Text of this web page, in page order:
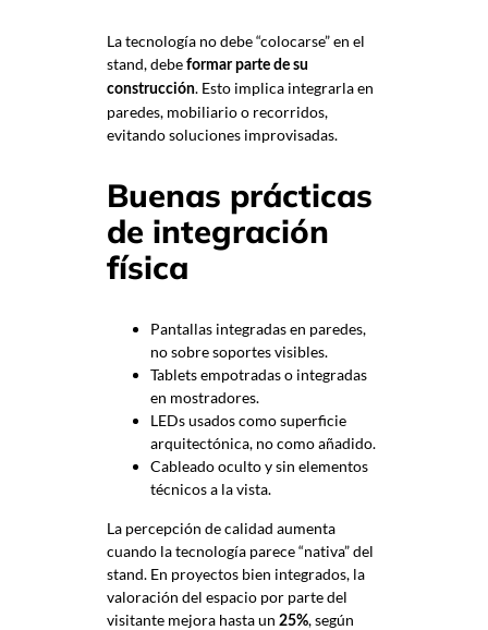
La tecnología no debe “colocarse” en el
stand, debe formar parte de su
construcción. Esto implica integrarla en
paredes, mobiliario o recorridos,
evitando soluciones improvisadas.
Buenas prácticas
de integración
física
Pantallas integradas en paredes,
no sobre soportes visibles.
Tablets empotradas o integradas
en mostradores.
LEDs usados como superficie
arquitectónica, no como añadido.
Cableado oculto y sin elementos
técnicos a la vista.
La percepción de calidad aumenta
cuando la tecnología parece “nativa” del
stand. En proyectos bien integrados, la
valoración del espacio por parte del
visitante mejora hasta un 25%, según